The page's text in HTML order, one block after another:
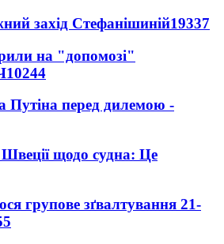
захід Стефанішиній19337
на "допомозі"
10244
Путіна перед дилемою -
щодо судна: Це
групове зґвалтування 21-